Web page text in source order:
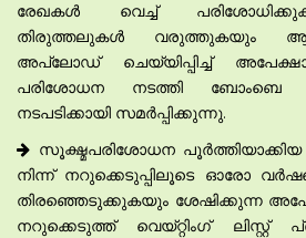
രേഖകൾ വെച്ച്
തിരുത്തലുകൾ വരുത്തുകയും
അപ്‌ലോഡ് ചെയ്യിപ്പിച്ച്
പരിശോധന നടത്തി ബോംബെ
നടപടിക്കായി സമർപ്പിക്കുന്നു.
സൂക്ഷ്മപരിശോധന പൂർത്തിയാക്കിയ
നിന്ന് നറുക്കെടുപ്പിലൂടെ ഓരോ
തിരഞ്ഞെടുക്കുകയും ശേഷിക്കുന്ന
നറുക്കെടുത്ത് വെയ്റ്റിംഗ് ലിസ്റ്റ്